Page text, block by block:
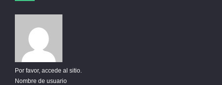
Por favor, accede al sitio.
Nombre de usuario